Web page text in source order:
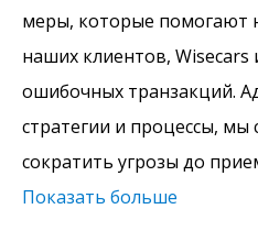
меры, которые помогают
наших клиентов,
ошибочных транзакций.
стратегии и процессы, мы
сократить угрозы до
Показать больше